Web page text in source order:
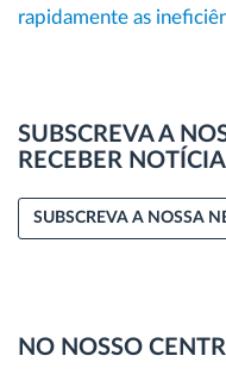
rapidamente as
SUBSCREVA A
RECEBER
SUBSCREVA A NOSSA
NO NOSSO